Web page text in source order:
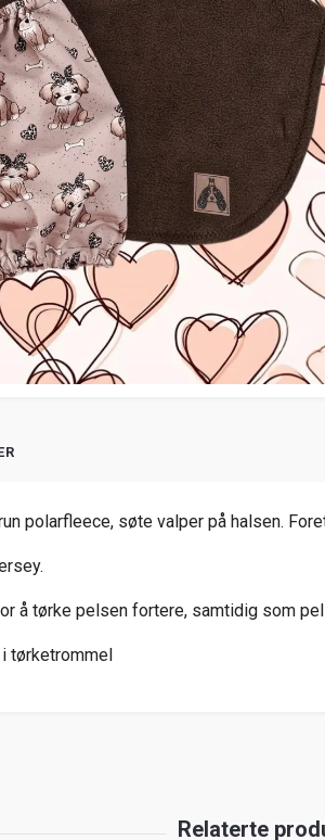
polarfleece, søte valper på halsen.
å tørke pelsen fortere, samtidig som
tørketrommel